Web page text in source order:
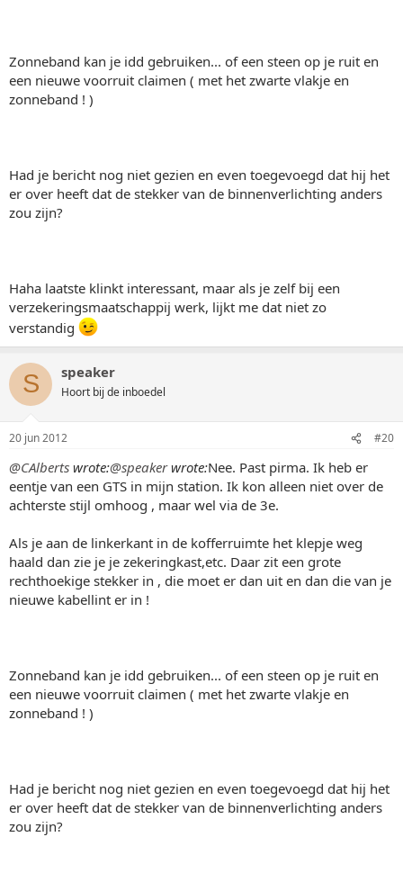
Zonneband kan je idd gebruiken... of een steen op je ruit en
een nieuwe voorruit claimen ( met het zwarte vlakje en
zonneband ! )
Had je bericht nog niet gezien en even toegevoegd dat hij het
er over heeft dat de stekker van de binnenverlichting anders
zou zijn?
Haha laatste klinkt interessant, maar als je zelf bij een
verzekeringsmaatschappij werk, lijkt me dat niet zo
verstandig
S speaker
Hoort bij de inboedel
20 jun 2012 #20
@CAlberts wrote:@speakerwrote:Nee. Past pirma. Ik heb er
eentje van een GTS in mijn station. Ik kon alleen niet over de
achterste stijl omhoog , maar wel via de 3e.
Als je aan de linkerkant in de kofferruimte het klepje weg
haald dan zie je je zekeringkast,etc. Daar zit een grote
rechthoekige stekker in , die moet er dan uit en dan die van je
nieuwe kabellint er in !
Zonneband kan je idd gebruiken... of een steen op je ruit en
een nieuwe voorruit claimen ( met het zwarte vlakje en
zonneband ! )
Had je bericht nog niet gezien en even toegevoegd dat hij het
er over heeft dat de stekker van de binnenverlichting anders
zou zijn?